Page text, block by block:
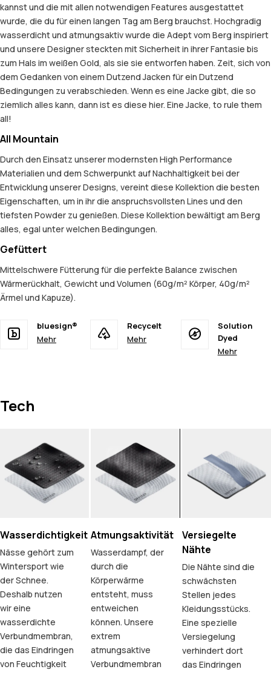
kannst und die mit allen notwendigen Features ausgestattet
wurde, die du für einen langen Tag am Berg brauchst. Hochgradig
wasserdicht und atmungsaktiv wurde die Adept vom Berg inspiriert
und unsere Designer steckten mit Sicherheit in ihrer Fantasie bis
zum Hals im weißen Gold, als sie sie entworfen haben. Zeit, sich von
dem Gedanken von einem Dutzend Jacken für ein Dutzend
Bedingungen zu verabschieden. Wenn es eine Jacke gibt, die so
ziemlich alles kann, dann ist es diese hier. Eine Jacke, to rule them
all!
All Mountain
Durch den Einsatz unserer modernsten High Performance
Materialien und dem Schwerpunkt auf Nachhaltigkeit bei der
Entwicklung unserer Designs, vereint diese Kollektion die besten
Eigenschaften, um in ihr die anspruchsvollsten Lines und den
tiefsten Powder zu genießen. Diese Kollektion bewältigt am Berg
alles, egal unter welchen Bedingungen.
Gefüttert
Mittelschwere Fütterung für die perfekte Balance zwischen
Wärmerückhalt, Gewicht und Volumen (60g/m² Körper, 40g/m²
Ärmel und Kapuze).
bluesign®
Mehr
Recycelt
Mehr
Solution
Dyed
Mehr
Tech
Wasserdichtigkeit
Nässe gehört zum
Wintersport wie
der Schnee.
Deshalb nutzen
wir eine
wasserdichte
Verbundmembran,
die das Eindringen
von Feuchtigkeit
Atmungsaktivität
Wasserdampf, der
durch die
Körperwärme
entsteht, muss
entweichen
können. Unsere
extrem
atmungsaktive
Verbundmembran
Versiegelte
Nähte
Die Nähte sind die
schwächsten
Stellen jedes
Kleidungsstücks.
Eine spezielle
Versiegelung
verhindert dort
das Eindringen